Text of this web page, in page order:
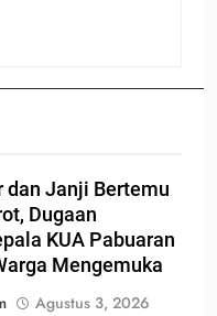
dan Janji Bertemu
Dugaan
KUA Pabuaran
Mengemuka
Agustus 3, 2026